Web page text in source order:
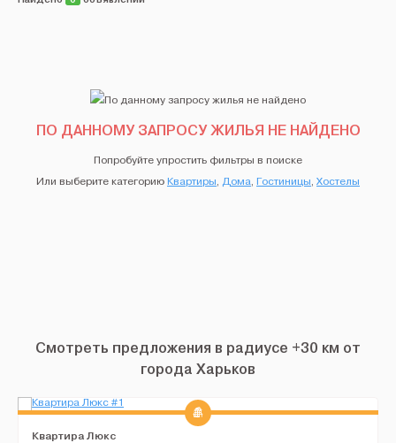
ПО ДАННОМУ ЗАПРОСУ ЖИЛЬЯ НЕ НАЙДЕНО
Попробуйте упростить фильтры в поиске
Или выберите категориюКвартиры, Дома, Гостиницы, Хостелы
Смотреть предложения в радиусе +30 км от
города Харьков
Квартира Люкс